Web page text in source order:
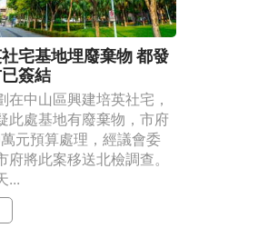
宅基地埋廢棄物 都發
簽結
在中山區興建培英社宅，
此處基地有廢棄物，市府
元預算處理，經議會委
府將此案移送北檢調查。
...